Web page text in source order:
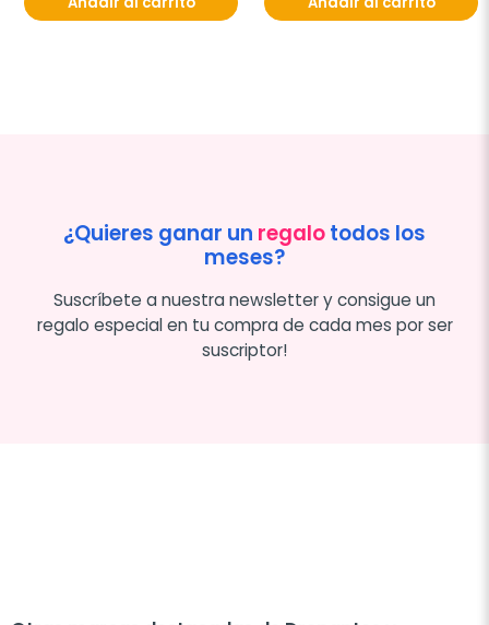
¿Quieres ganar un regalotodos los
meses?
Suscríbete a nuestra newsletter y consigue un
regalo especial en tu compra de cada mes por ser
suscriptor!